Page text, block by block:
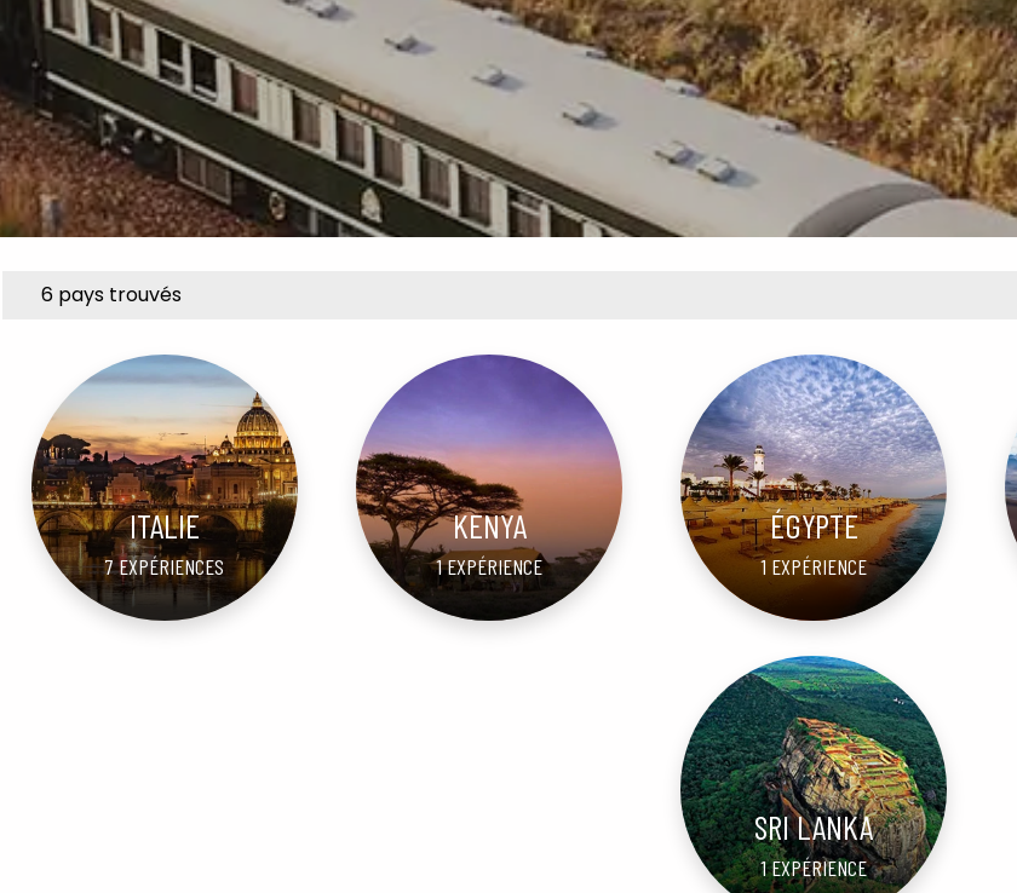
6 pays trouvés
ITALIE
7 EXPÉRIENCES
KENYA
1 EXPÉRIENCE
ÉGYPTE
1 EXPÉRIENCE
SRI LANKA
1 EXPÉRIENCE